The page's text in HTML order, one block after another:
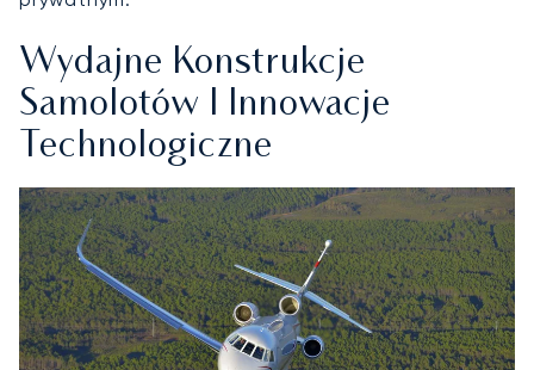
Wydajne Konstrukcje
Samolotów I Innowacje
Technologiczne